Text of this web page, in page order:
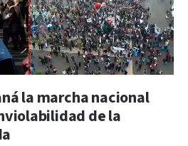
la marcha nacional
de la